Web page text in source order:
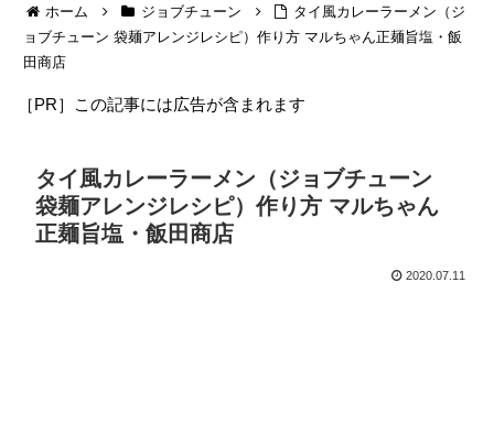
ホーム ジョブチューン
タイ風カレーラーメン（ジ
ョブチューン 袋麺アレンジレシピ）作り方 マルちゃん正麺旨塩・飯
田商店
［PR］この記事には広告が含まれます
タイ風カレーラーメン（ジョブチューン
袋麺アレンジレシピ）作り方 マルちゃん
正麺旨塩・飯田商店
2020.07.11